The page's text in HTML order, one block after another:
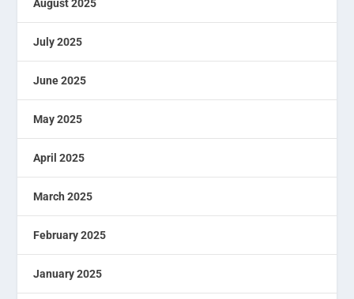
August 2025
July 2025
June 2025
May 2025
April 2025
March 2025
February 2025
January 2025